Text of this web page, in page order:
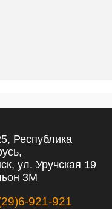
Республика
ул. Уручская 19
3М
921-921